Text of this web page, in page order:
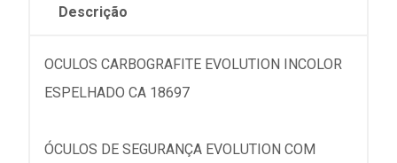
Descrição
OCULOS CARBOGRAFITE EVOLUTION INCOLOR
ESPELHADO CA 18697
ÓCULOS DE SEGURANÇA EVOLUTION COM